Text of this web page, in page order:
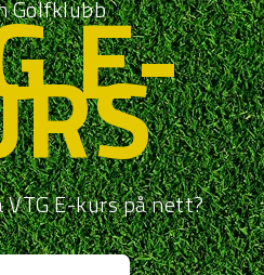
Golfklubb
E-
VTG E-kurs på nett?